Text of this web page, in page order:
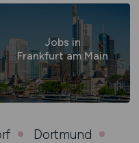
Jobs in
Frankfurt am Main
Dortmund